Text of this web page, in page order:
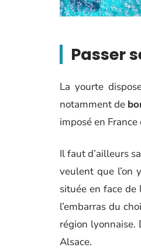
Passer
La yourte
notamment de
imposé en
Il faut d’ailleurs
veulent que l’on
située en face de
l’embarras du
région lyonnaise.
Alsace.